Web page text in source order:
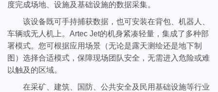
度完成场地、设施及基础设施的数据采集。
该设备既可手持捕获数据，也可安装在背包、机器人、
车辆或无人机上。Artec Jet的机身紧凑轻量，集成了多种部
署模式。您可根据应用场景（无论是露天测绘还是地下制
图）选择合适模式，保障现场团队安全，无需进入危险或难
以触及的区域。
在采矿、建筑、国防、公共安全及民用基础设施等行业